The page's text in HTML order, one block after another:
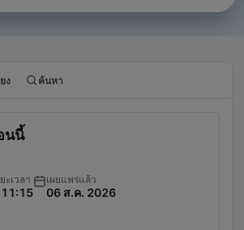
ง ค้นหา
นนี้
ะเวลา เผยแพร่แล้ว
06 ส.ค. 2026